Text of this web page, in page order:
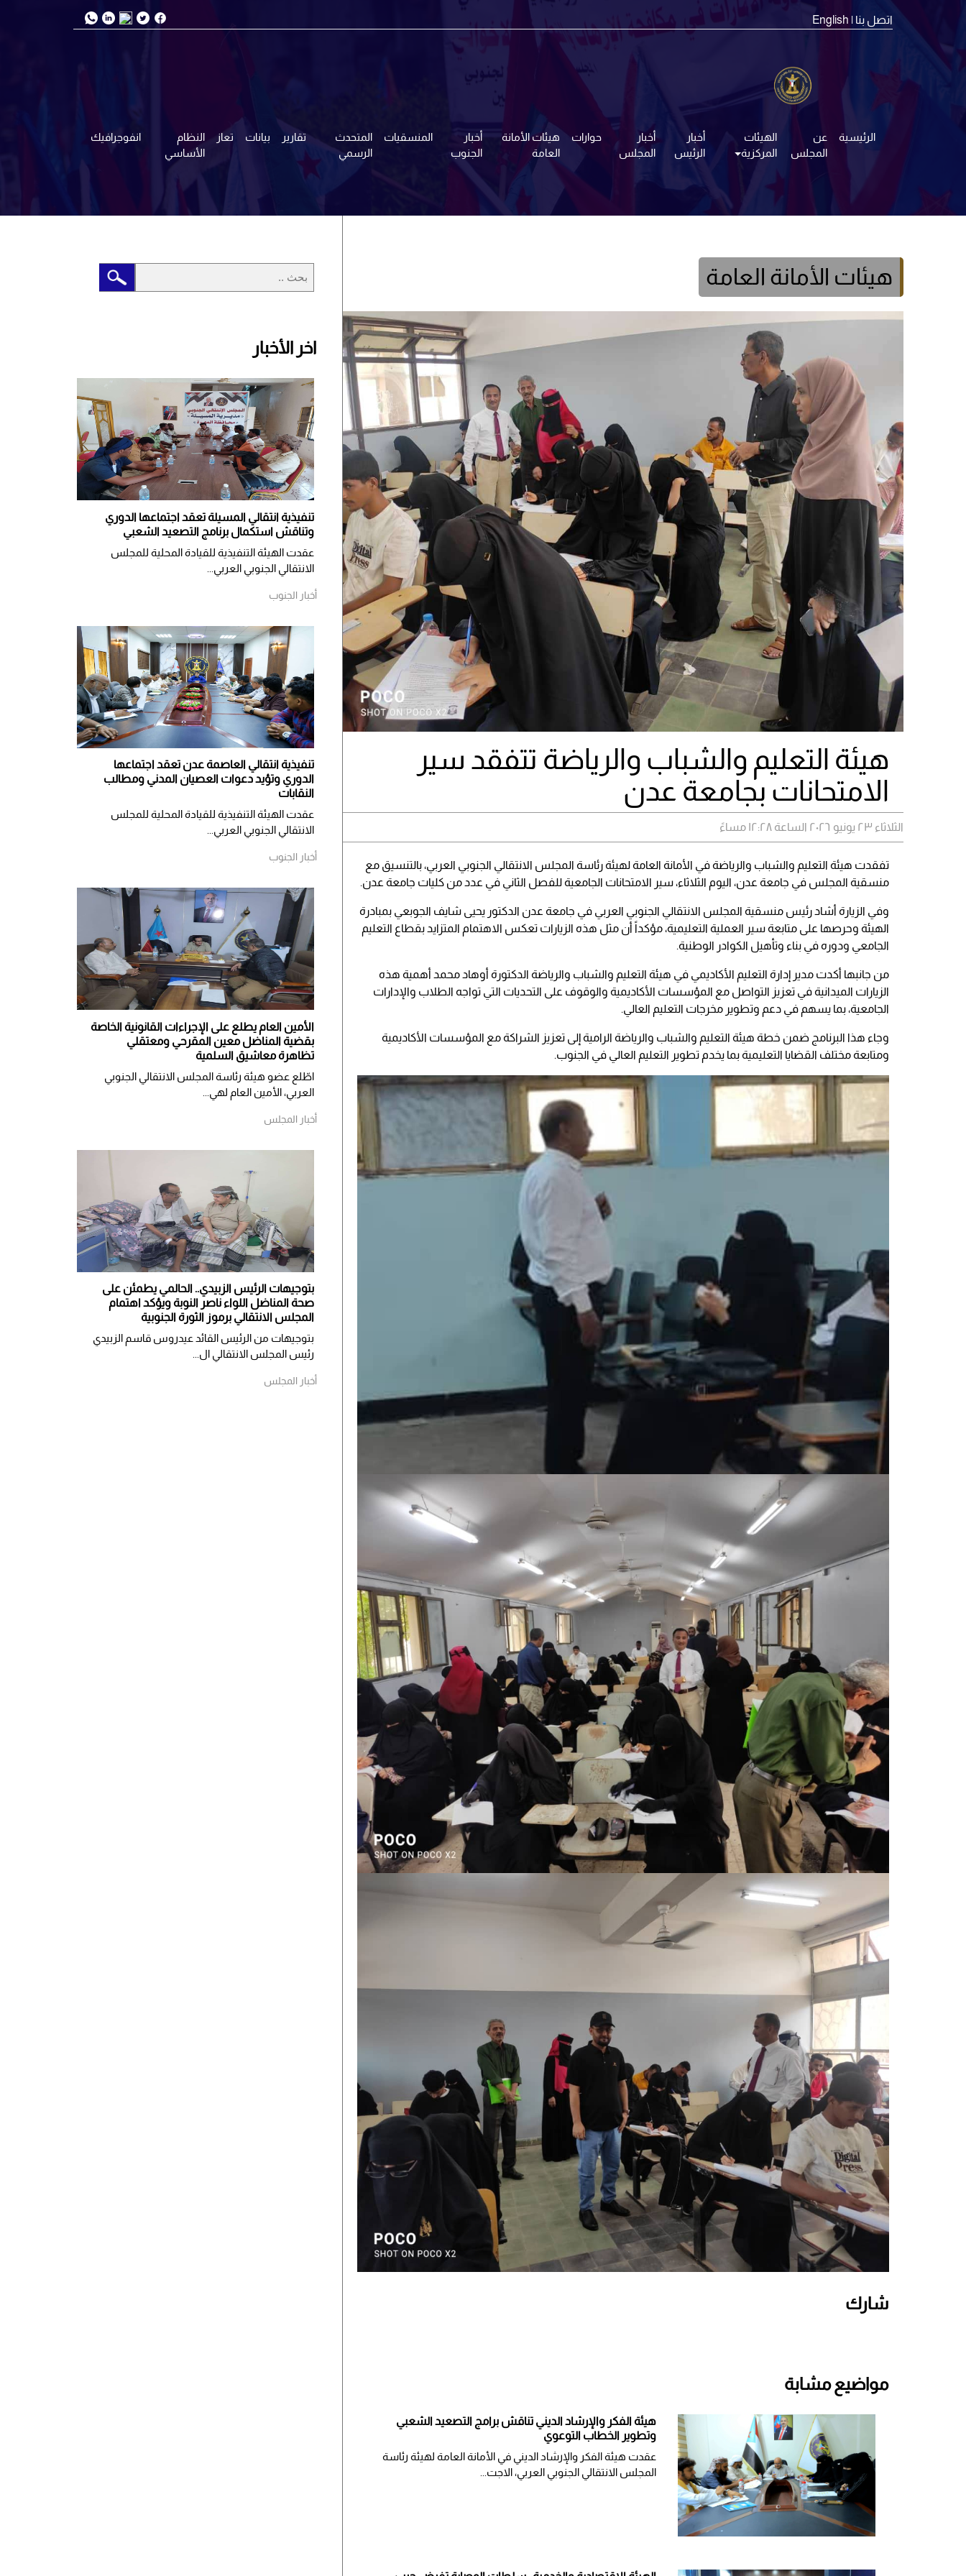
اتصل بنا | English
الرئيسية
عن
المجلس
الهيئات
المركزية
أخبار
الرئيس
أخبار
المجلس
حوارات
هيئات الأمانة
العامة
أخبار
الجنوب
المنسقيات
المتحدث
الرسمي
تقارير بيانات تعاز
النظام
الأساسي
انفوجرافيك
هيئات الأمانة العامة
هيئة التعليم والشباب والرياضة تتفقد سير
الامتحانات بجامعة عدن
الثلاثاء ٢٣ يونيو ٢٠٢٦ الساعة ١٢:٢٨ مساءً
تفقدت هيئة التعليم والشباب والرياضة في الأمانة العامة لهيئة رئاسة المجلس الانتقالي الجنوبي العربي، بالتنسيق مع
منسقية المجلس في جامعة عدن، اليوم الثلاثاء، سير الامتحانات الجامعية للفصل الثاني في عدد من كليات جامعة عدن.
وفي الزيارة أشاد رئيس منسقية المجلس الانتقالي الجنوبي العربي في جامعة عدن الدكتور يحيى شايف الجوبعي بمبادرة
الهيئة وحرصها على متابعة سير العملية التعليمية، مؤكداً أن مثل هذه الزيارات تعكس الاهتمام المتزايد بقطاع التعليم
الجامعي ودوره في بناء وتأهيل الكوادر الوطنية.
من جانبها أكدت مدير إدارة التعليم الأكاديمي في هيئة التعليم والشباب والرياضة الدكتورة أوهاد محمد أهمية هذه
الزيارات الميدانية في تعزيز التواصل مع المؤسسات الأكاديمية والوقوف على التحديات التي تواجه الطلاب والإدارات
الجامعية، بما يسهم في دعم وتطوير مخرجات التعليم العالي.
وجاء هذا البرنامج ضمن خطة هيئة التعليم والشباب والرياضة الرامية إلى تعزيز الشراكة مع المؤسسات الأكاديمية
ومتابعة مختلف القضايا التعليمية بما يخدم تطوير التعليم العالي في الجنوب.
شارك
مواضيع مشابة
هيئة الفكر والإرشاد الديني تناقش برامج التصعيد الشعبي
وتطوير الخطاب التوعوي
عقدت هيئة الفكر والإرشاد الديني في الأمانة العامة لهيئة رئاسة
المجلس الانتقالي الجنوبي العربي، الاجت...
اخر الأخبار
تنفيذية انتقالي المسيلة تعقد اجتماعها الدوري
وتناقش استكمال برنامج التصعيد الشعبي
عقدت الهيئة التنفيذية للقيادة المحلية للمجلس
الانتقالي الجنوبي العربي...
أخبار الجنوب
تنفيذية انتقالي العاصمة عدن تعقد اجتماعها
الدوري وتؤيد دعوات العصيان المدني ومطالب
النقابات
​عقدت الهيئة التنفيذية للقيادة المحلية للمجلس
الانتقالي الجنوبي العربي...
أخبار الجنوب
الأمين العام يطلع على الإجراءات القانونية الخاصة
بقضية المناضل معين المقرحي ومعتقلي
تظاهرة معاشيق السلمية
اطّلع عضو هيئة رئاسة المجلس الانتقالي الجنوبي
العربي، الأمين العام لهي...
أخبار المجلس
بتوجيهات الرئيس الزبيدي.. الحالمي يطمئن على
صحة المناضل اللواء ناصر النوبة ويؤكد اهتمام
المجلس الانتقالي برموز الثورة الجنوبية
بتوجيهات من الرئيس القائد عيدروس قاسم الزبيدي
رئيس المجلس الانتقالي ال...
أخبار المجلس